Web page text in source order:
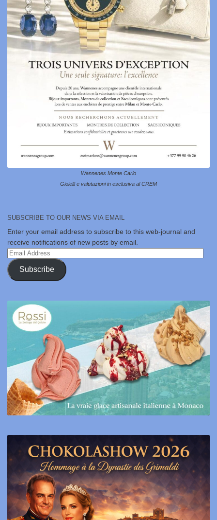
Wannenes Monte Carlo
Gioielli e valutazioni in esclusiva al CREM
SUBSCRIBE TO OUR NEWS VIA EMAIL
Enter your email address to subscribe to this web-journal and
receive notifications of new posts by email.
Email
Address
Subscribe